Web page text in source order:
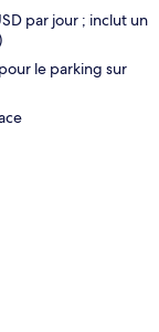
par jour ; inclut un
le parking sur